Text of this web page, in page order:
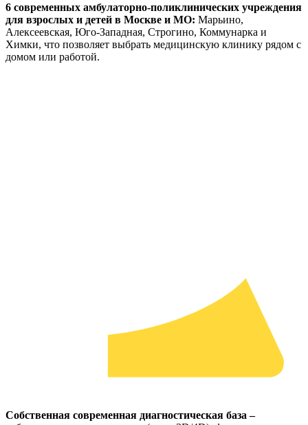
6 современных амбулаторно-поликлинических учреждения
для взрослых и детей в Москве и МО: Марьино,
Алексеевская, Юго-Западная, Строгино, Коммунарка и
Химки, что позволяет выбрать медицинскую клинику рядом с
домом или работой.
Собственная современная диагностическая база –